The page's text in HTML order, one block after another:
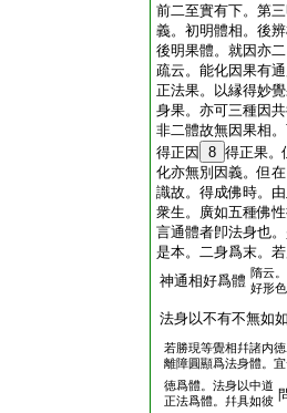
前二至實有下。第
義。初明體相。後
後明果體。就因亦
疏云。能化因果有
正法果。以縁得妙
身果。亦可三種因
非二體故無因果相
得正因
8 得正果。
化亦無別因義。但
識故。得成佛時。
衆生。廣如五種佛
言通體者卽法身也
是本。二身爲末。
神通相好爲體 隋云
好形色
法身以不有不無如
若勝現等覺相幷諸内
離障圓顯爲法身體。
徳爲體。法身以中道
正法爲體。幷具如彼